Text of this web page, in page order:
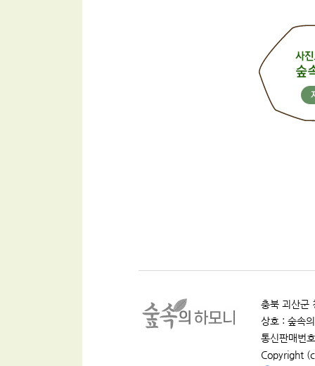
충북 괴산군
상호 : 숲속
통신판매번
Copyright